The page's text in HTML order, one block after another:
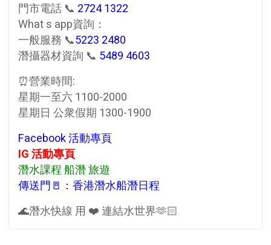
門市電話 📞 2724 1322
What s app資詢：
一般服務 📞5223 2480
潛攝器材資詢 📞 5489 4603
⏰營業時間:
星期一至六 1100-2000
星期日 公衆假期 1300-1900
Facebook 活動專頁
IG 活動專頁
潛水課程 船潛 旅遊
傳送門🚪：香港潛水船潛日程
🌊潛水快線 用 ❤️ 連結水世界🫶🏻